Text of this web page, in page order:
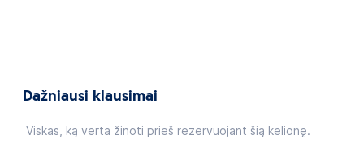
Dažniausi klausimai
Viskas, ką verta žinoti prieš rezervuojant šią kelionę.